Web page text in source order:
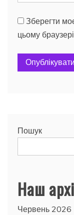
Зберегти
цьому
Пошук
Наш
Червень 2026